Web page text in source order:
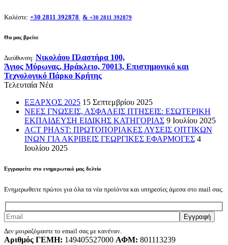
Καλέστε: +30 2811 392878 & +30 2811 392879
Θα μας βρείτε
Διεύθυνση: Νικολάου Πλαστήρα 100,
Άγιος Μύρωνας, Ηράκλειο, 70013, Επιστημονικό και
Τεχνολογικό Πάρκο Κρήτης
Τελευταία Νέα
ΕΞΑΡΧΟΣ 2025 15 Σεπτεμβρίου 2025
ΝΕΕΣ ΓΝΩΣΕΙΣ, ΑΣΦΑΛΕΙΣ ΠΤΗΣΕΙΣ: ΕΣΩΤΕΡΙΚΗ
ΕΚΠΑΙΔΕΥΣΗ ΕΙΔΙΚΗΣ ΚΑΤΗΓΟΡΙΑΣ 9 Ιουλίου 2025
ACT PHAST: ΠΡΩΤΟΠΟΡΙΑΚΕΣ ΛΥΣΕΙΣ ΟΠΤΙΚΩΝ
ΙΝΩΝ ΓΙΑ ΑΚΡΙΒΕΙΣ ΓΕΩΡΓΙΚΕΣ ΕΦΑΡΜΟΓΕΣ 4
Ιουλίου 2025
Εγγραφείτε στο ενημερωτικό μας δελτίο
Ενημερωθειτε πρώτοι για όλα τα νέα προϊόντα και υπηρεσίες άμεσα στο mail σας.
Εγγραφή
Δεν μοιραζόμαστε το email σας με κανέναν.
Αριθμός ΓΕΜΗ: 149405527000 ΑΦΜ: 801113239